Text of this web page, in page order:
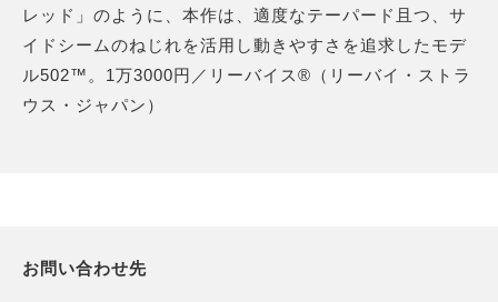
レッド」のように、本作は、適度なテーパード且つ、サ
イドシームのねじれを活用し動きやすさを追求したモデ
ル502™。1万3000円／リーバイス®（リーバイ・ストラ
ウス・ジャパン）
お問い合わせ先